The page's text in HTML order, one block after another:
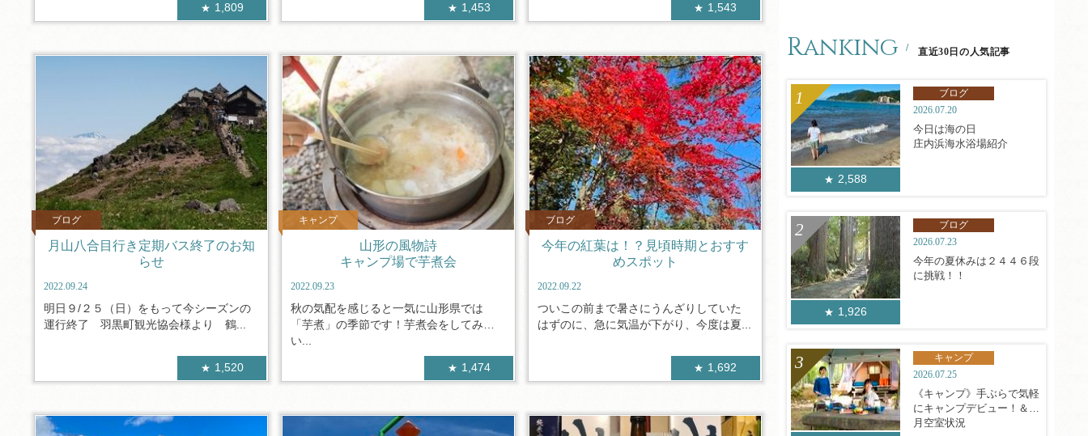
1,809 1,453 1,543
ブログ
月山八合目行き定期バス終了のお知
らせ
2022.09.24
明日９/２５（日）をもって今シーズンの
運行終了 羽黒町観光協会様より 鶴...
1,520
キャンプ
山形の風物詩
キャンプ場で芋煮会
2022.09.23
秋の気配を感じると一気に山形県では
「芋煮」の季節です！芋煮会をしてみた
い...
1,474
ブログ
今年の紅葉は！？見頃時期とおすす
めスポット
2022.09.22
ついこの前まで暑さにうんざりしていた
はずのに、急に気温が下がり、今度は夏...
1,692
Ranking 直近30日の人気記事
2,588
ブログ
2026.07.20
今日は海の日
庄内浜海水浴場紹介
1,926
ブログ
2026.07.23
今年の夏休みは２４４６段
に挑戦！！
キャンプ
2026.07.25
《キャンプ》手ぶらで気軽
にキャンプデビュー！＆8
月空室状況